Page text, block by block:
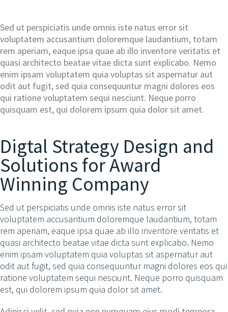
Sed ut perspiciatis unde omnis iste natus error sit
voluptatem accusantium doloremque laudantium, totam
rem aperiam, eaque ipsa quae ab illo inventore veritatis et
quasi architecto beatae vitae dicta sunt explicabo. Nemo
enim ipsam voluptatem quia voluptas sit aspernatur aut
odit aut fugit, sed quia consequuntur magni dolores eos
qui ratione voluptatem sequi nesciunt. Neque porro
quisquam est, qui dolorem ipsum quia dolor sit amet.
Digtal Strategy Design and
Solutions for Award
Winning Company
Sed ut perspiciatis unde omnis iste natus error sit
voluptatem accusantium doloremque laudantium, totam
rem aperiam, eaque ipsa quae ab illo inventore veritatis et
quasi architecto beatae vitae dicta sunt explicabo. Nemo
enim ipsam voluptatem quia voluptas sit aspernatur aut
odit aut fugit, sed quia consequuntur magni dolores eos qui
ratione voluptatem sequi nesciunt. Neque porro quisquam
est, qui dolorem ipsum quia dolor sit amet.